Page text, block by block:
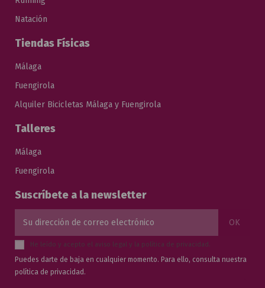
Natación
Tiendas Físicas
Málaga
Fuengirola
Alquiler Bicicletas Málaga y Fuengirola
Talleres
Málaga
Fuengirola
Suscríbete a la newsletter
He leído y acepto el aviso legal y la política de privacidad.
Puedes darte de baja en cualquier momento. Para ello, consulta nuestra
política de privacidad.